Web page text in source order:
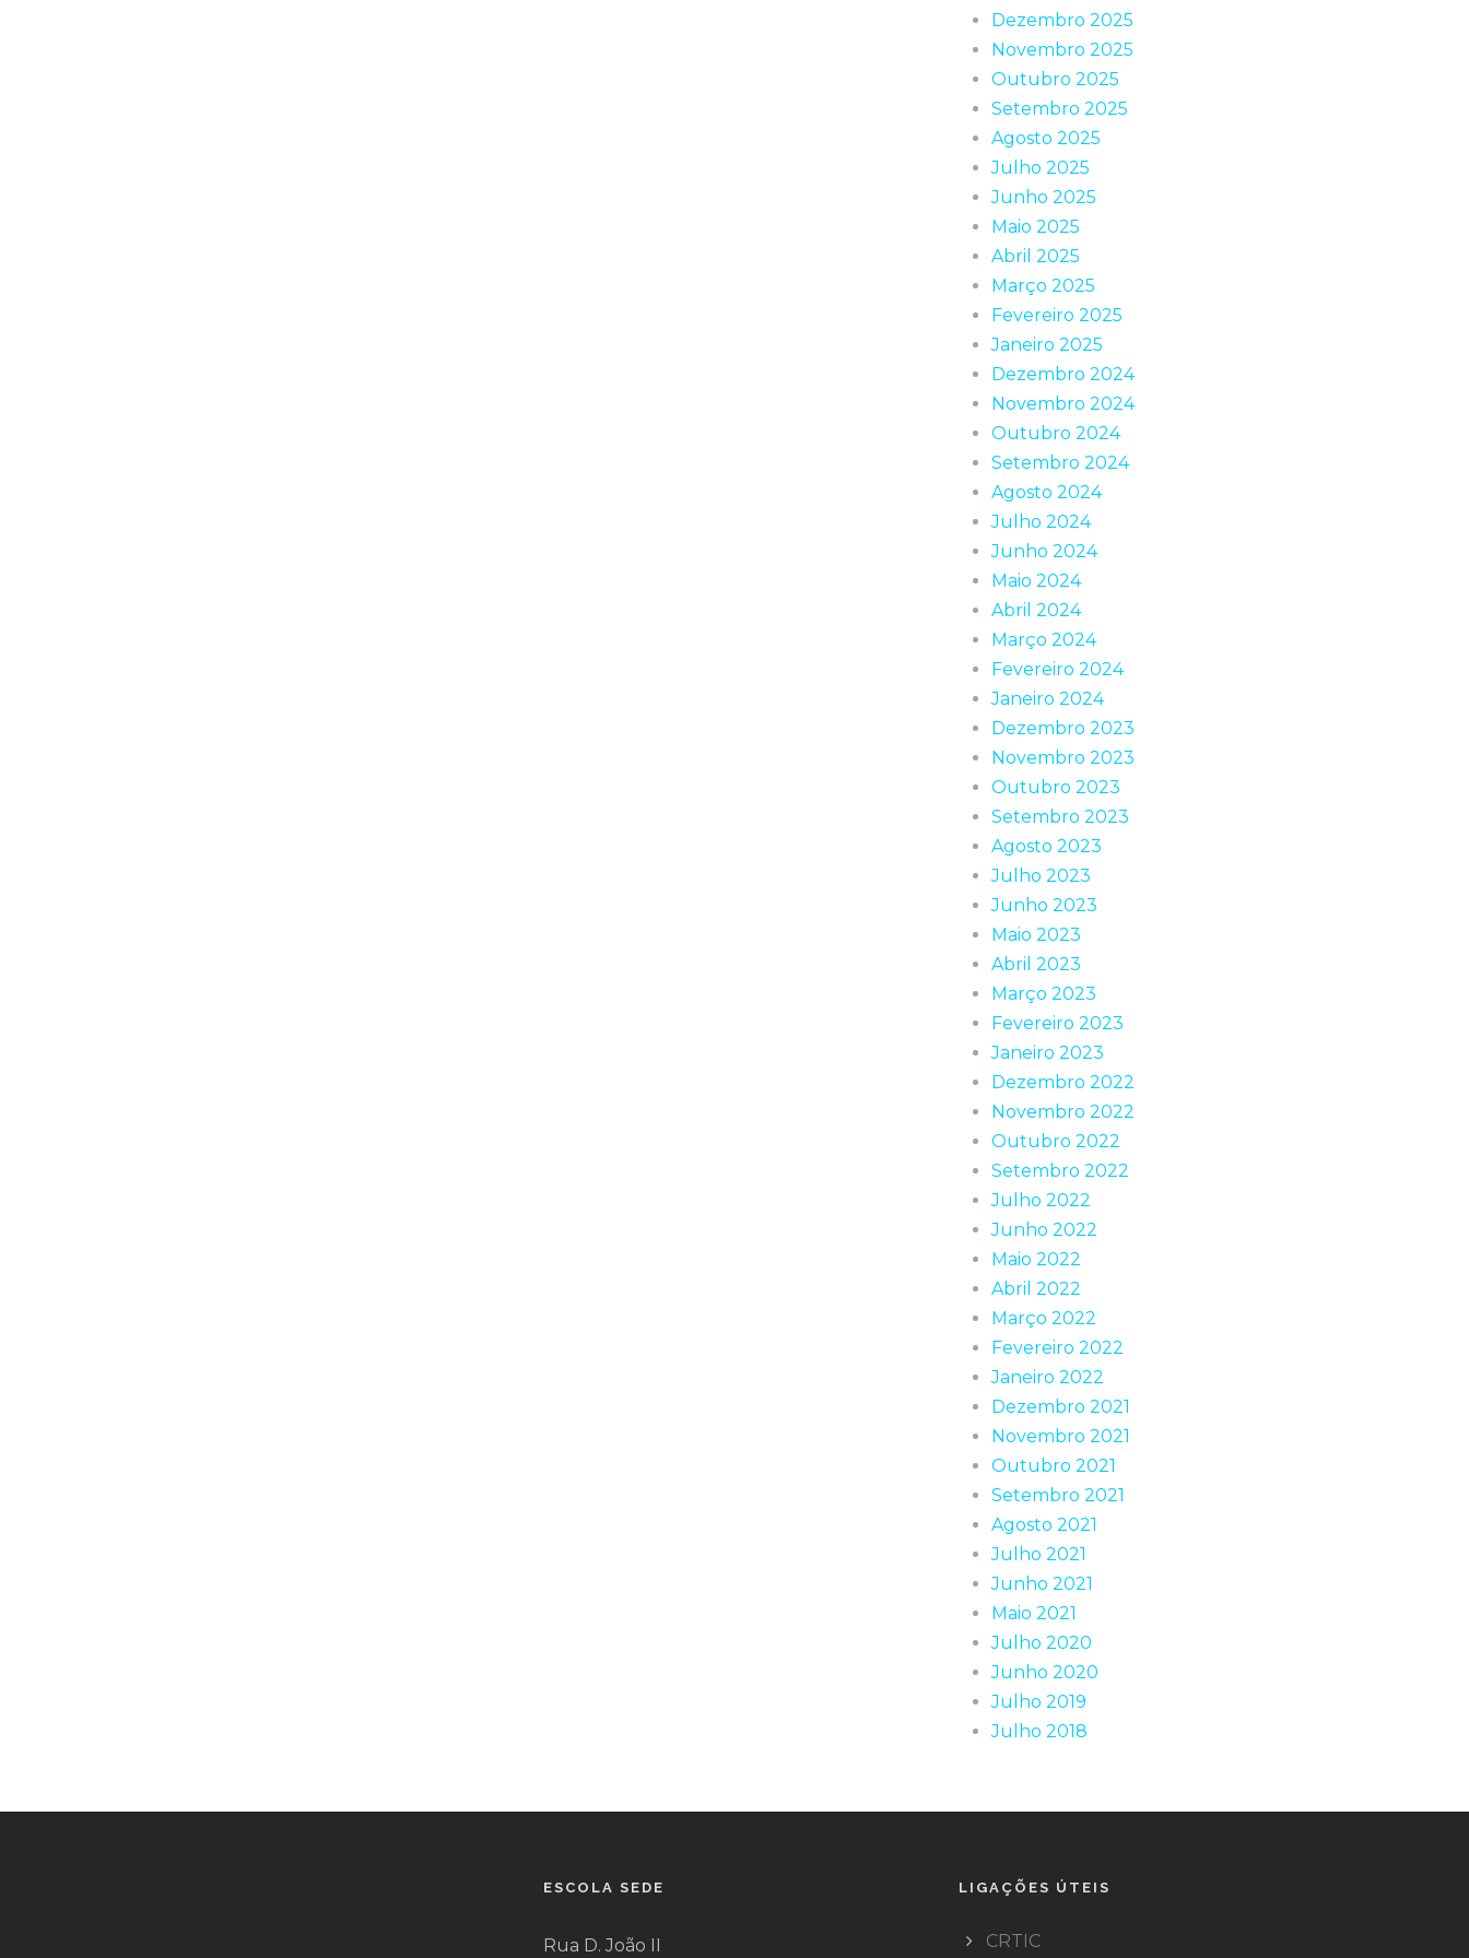
Dezembro 2025
Novembro 2025
Outubro 2025
Setembro 2025
Agosto 2025
Julho 2025
Junho 2025
Maio 2025
Abril 2025
Março 2025
Fevereiro 2025
Janeiro 2025
Dezembro 2024
Novembro 2024
Outubro 2024
Setembro 2024
Agosto 2024
Julho 2024
Junho 2024
Maio 2024
Abril 2024
Março 2024
Fevereiro 2024
Janeiro 2024
Dezembro 2023
Novembro 2023
Outubro 2023
Setembro 2023
Agosto 2023
Julho 2023
Junho 2023
Maio 2023
Abril 2023
Março 2023
Fevereiro 2023
Janeiro 2023
Dezembro 2022
Novembro 2022
Outubro 2022
Setembro 2022
Julho 2022
Junho 2022
Maio 2022
Abril 2022
Março 2022
Fevereiro 2022
Janeiro 2022
Dezembro 2021
Novembro 2021
Outubro 2021
Setembro 2021
Agosto 2021
Julho 2021
Junho 2021
Maio 2021
Julho 2020
Junho 2020
Julho 2019
Julho 2018
ESCOLA SEDE
Rua D. João II
LIGAÇÕES ÚTEIS
CRTIC